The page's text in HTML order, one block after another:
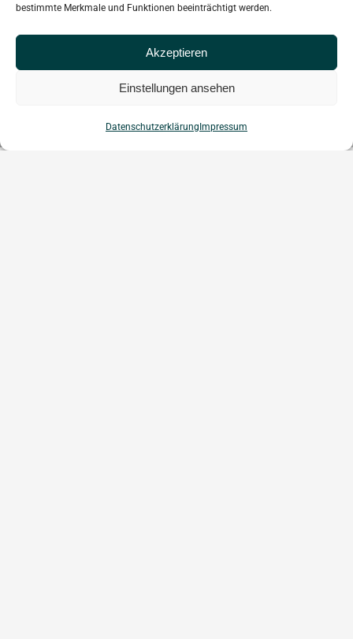
bestimmte Merkmale und Funktionen beeinträchtigt werden.
Akzeptieren
Einstellungen ansehen
Datenschutzerklärung Impressum
JETZT KONTAKTIEREN